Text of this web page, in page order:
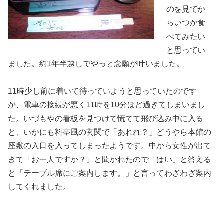
のを見てか
らいつか食
べてみたい
と思ってい
ました。約1年半越しでやっと念願が叶いました。
11時少し前に着いて待っていようと思っていたのです
が、電車の接続が悪く11時を10分ほど過ぎてしまいまし
た。いづもやの看板を見つけて慌てて飛び込み中に入る
と、いかにも料亭風の玄関で「あれれ？」どうやら本館の
座敷の入口を入ってしまったようです。中から女性が出て
きて「お一人ですか？」と聞かれたので「はい」と答える
と「テーブル席にご案内します。」と言ってわざわざ案内
してくれました。